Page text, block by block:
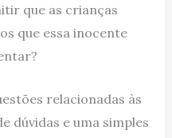
que as crianças
que essa inocente
relacionadas às
dúvidas e uma simples